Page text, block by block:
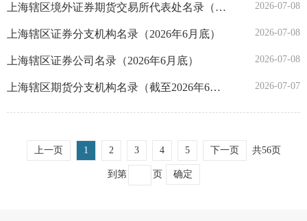
青海
宁夏
新疆
上海辖区境外证券期货交易所代表处名录（截至2026年6月底） 2026-07-08
上海辖区证券分支机构名录（2026年6月底） 2026-07-08
上海辖区证券公司名录（2026年6月底） 2026-07-08
上海辖区期货分支机构名录（截至2026年6月底） 2026-07-07
上一页 1 2 3 4 5 下一页 共56页
到第 页 确定